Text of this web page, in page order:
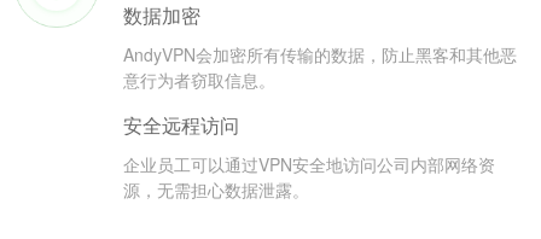
数据加密
AndyVPN会加密所有传输的数据，防止黑客和其他恶
意行为者窃取信息。
安全远程访问
企业员工可以通过VPN安全地访问公司内部网络资
源，无需担心数据泄露。